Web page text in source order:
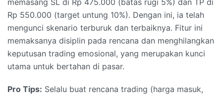
Rp 550.000 (target untung 10%). Dengan ini, ia telah
mengunci skenario terburuk dan terbaiknya. Fitur ini
memaksanya disiplin pada rencana dan menghilangkan
keputusan trading emosional, yang merupakan kunci
utama untuk bertahan di pasar.
Pro Tips: Selalu buat rencana trading (harga masuk,